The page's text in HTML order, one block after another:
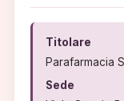
Titolare
Parafarmacia
Sede